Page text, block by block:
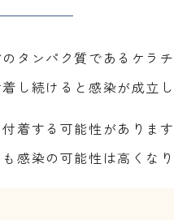
タンパク質であるケラ
し続けると感染が成立
着する可能性がありま
感染の可能性は高くな